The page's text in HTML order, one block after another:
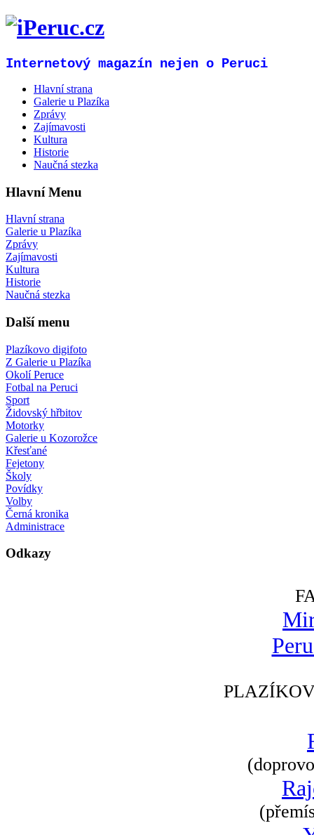
Internetový magazín nejen o Peruci
Hlavní strana
Galerie u Plazíka
Zprávy
Zajímavosti
Kultura
Historie
Naučná stezka
Hlavní Menu
Hlavní strana
Galerie u Plazíka
Zprávy
Zajímavosti
Kultura
Historie
Naučná stezka
Další menu
Plazíkovo digifoto
Z Galerie u Plazíka
Okolí Peruce
Fotbal na Peruci
Sport
Židovský hřbitov
Motorky
Galerie u Kozorožce
Křesťané
Fejetony
Školy
Povídky
Volby
Černá kronika
Administrace
Odkazy